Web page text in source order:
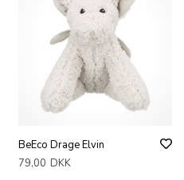
BeEco Drage Elvin
79,00 DKK